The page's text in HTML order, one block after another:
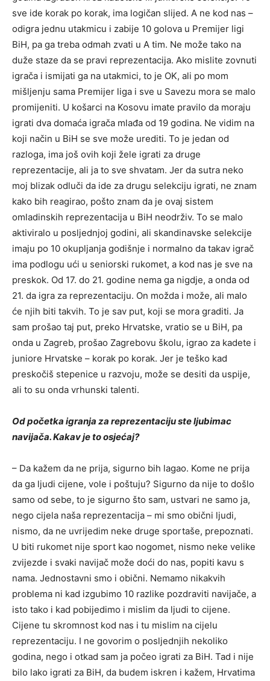
sve ide korak po korak, ima logičan slijed. A ne kod nas –
odigra jednu utakmicu i zabije 10 golova u Premijer ligi
BiH, pa ga treba odmah zvati u A tim. Ne može tako na
duže staze da se pravi reprezentacija. Ako mislite zovnuti
igrača i ismijati ga na utakmici, to je OK, ali po mom
mišljenju sama Premijer liga i sve u Savezu mora se malo
promijeniti. U košarci na Kosovu imate pravilo da moraju
igrati dva domaća igrača mlađa od 19 godina. Ne vidim na
koji način u BiH se sve može urediti. To je jedan od
razloga, ima još ovih koji žele igrati za druge
reprezentacije, ali ja to sve shvatam. Jer da sutra neko
moj blizak odluči da ide za drugu selekciju igrati, ne znam
kako bih reagirao, pošto znam da je ovaj sistem
omladinskih reprezentacija u BiH neodrživ. To se malo
aktiviralo u posljednjoj godini, ali skandinavske selekcije
imaju po 10 okupljanja godišnje i normalno da takav igrač
ima podlogu ući u seniorski rukomet, a kod nas je sve na
preskok. Od 17. do 21. godine nema ga nigdje, a onda od
21. da igra za reprezentaciju. On možda i može, ali malo
će njih biti takvih. To je sav put, koji se mora graditi. Ja
sam prošao taj put, preko Hrvatske, vratio se u BiH, pa
onda u Zagreb, prošao Zagrebovu školu, igrao za kadete i
juniore Hrvatske – korak po korak. Jer je teško kad
preskočiš stepenice u razvoju, može se desiti da uspije,
ali to su onda vrhunski talenti.
Od početka igranja za reprezentaciju ste ljubimac
navijača. Kakav je to osjećaj?
– Da kažem da ne prija, sigurno bih lagao. Kome ne prija
da ga ljudi cijene, vole i poštuju? Sigurno da nije to došlo
samo od sebe, to je sigurno što sam, ustvari ne samo ja,
nego cijela naša reprezentacija – mi smo obični ljudi,
nismo, da ne uvrijedim neke druge sportaše, prepoznati.
U biti rukomet nije sport kao nogomet, nismo neke velike
zvijezde i svaki navijač može doći do nas, popiti kavu s
nama. Jednostavni smo i obični. Nemamo nikakvih
problema ni kad izgubimo 10 razlike pozdraviti navijače, a
isto tako i kad pobijedimo i mislim da ljudi to cijene.
Cijene tu skromnost kod nas i tu mislim na cijelu
reprezentaciju. I ne govorim o posljednjih nekoliko
godina, nego i otkad sam ja počeo igrati za BiH. Tad i nije
bilo lako igrati za BiH, da budem iskren i kažem, Hrvatima